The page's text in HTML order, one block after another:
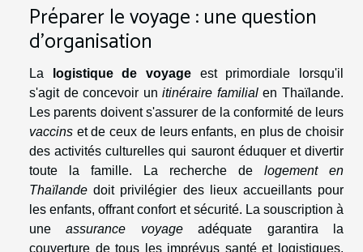
Préparer le voyage : une question
d'organisation
La logistique de voyage est primordiale lorsqu'il
s'agit de concevoir unitinéraire familialen Thaïlande.
Les parents doivent s'assurer de la conformité de leurs
vaccins et de ceux de leurs enfants, en plus de choisir
des activités culturelles qui sauront éduquer et divertir
toute la famille. La recherche de logement en
Thaïlande doit privilégier des lieux accueillants pour
les enfants, offrant confort et sécurité. La souscription à
uneassurance voyageadéquate garantira la
couverture de tous les imprévus santé et logistiques.